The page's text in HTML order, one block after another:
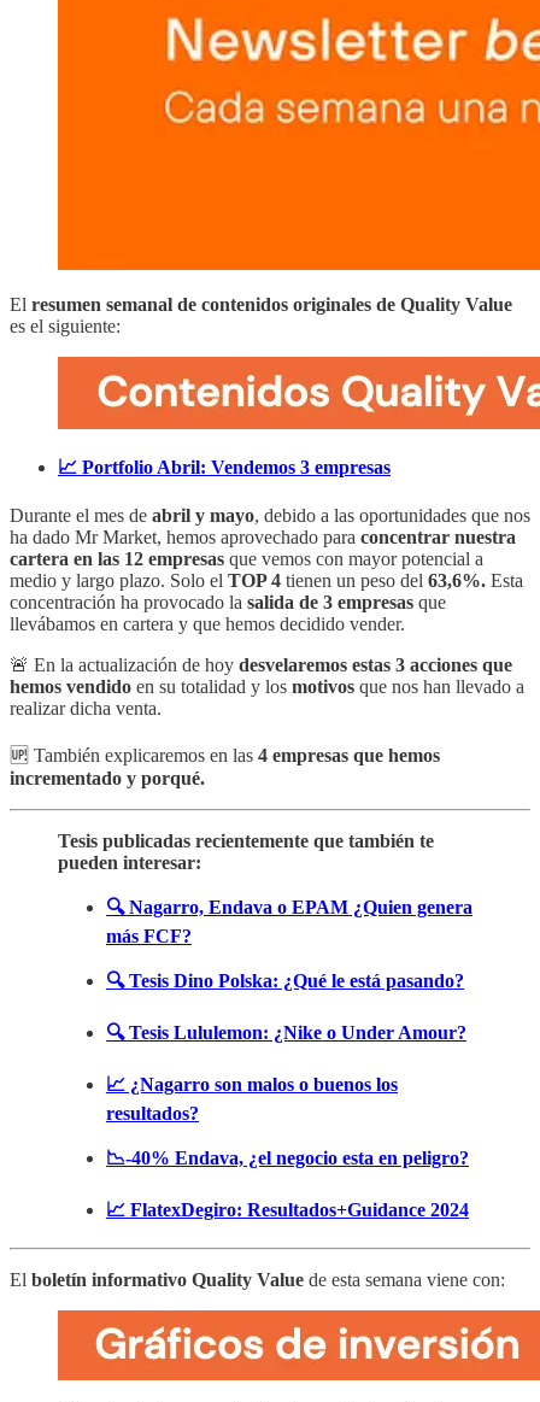
El resumen semanal de contenidos originales de Quality Value
es el siguiente:
📈 Portfolio Abril: Vendemos 3 empresas
Durante el mes de abril y mayo, debido a las oportunidades que nos
ha dado Mr Market, hemos aprovechado para concentrar nuestra
cartera en las 12 empresas que vemos con mayor potencial a
medio y largo plazo. Solo el TOP 4 tienen un peso del 63,6%. Esta
concentración ha provocado la salida de 3 empresas que
llevábamos en cartera y que hemos decidido vender.
🚨 En la actualización de hoy desvelaremos estas 3 acciones que
hemos vendido en su totalidad y los motivos que nos han llevado a
realizar dicha venta.
🆙 También explicaremos en las 4 empresas que hemos
incrementado y porqué.
Tesis publicadas recientemente que también te
pueden interesar:
🔍 Nagarro, Endava o EPAM ¿Quien genera
más FCF?
🔍 Tesis Dino Polska: ¿Qué le está pasando?
🔍 Tesis Lululemon: ¿Nike o Under Amour?
📈 ¿Nagarro son malos o buenos los
resultados?
📉-40% Endava, ¿el negocio esta en peligro?
📈 FlatexDegiro: Resultados+Guidance 2024
El boletín informativo Quality Value de esta semana viene con: